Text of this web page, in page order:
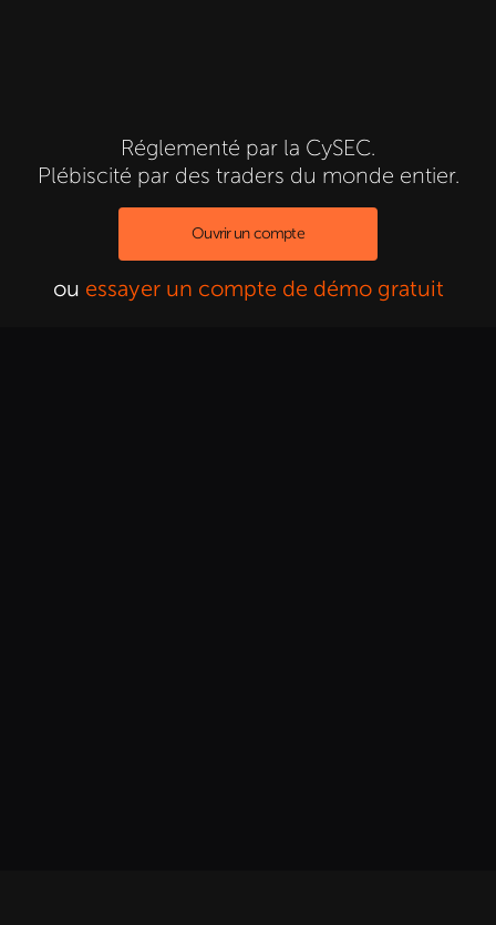
Réglementé par la CySEC.
Plébiscité par des traders du monde entier.
Ouvrir un compte
ou essayer un compte de démo gratuit